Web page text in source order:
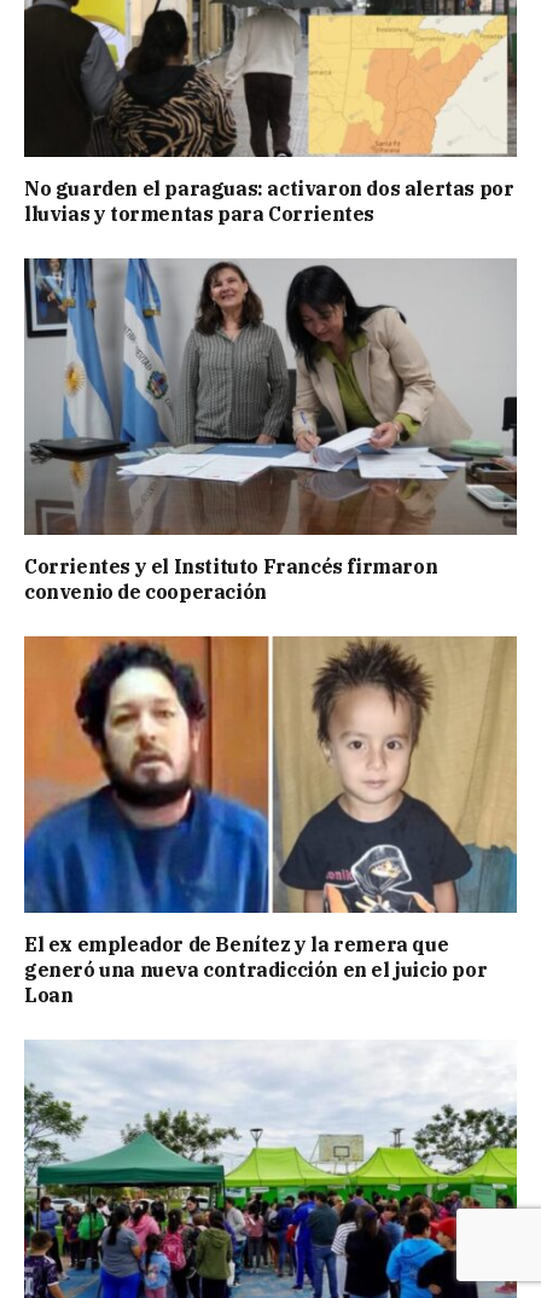
No guarden el paraguas: activaron dos alertas por
lluvias y tormentas para Corrientes
Corrientes y el Instituto Francés firmaron
convenio de cooperación
El ex empleador de Benítez y la remera que
generó una nueva contradicción en el juicio por
Loan